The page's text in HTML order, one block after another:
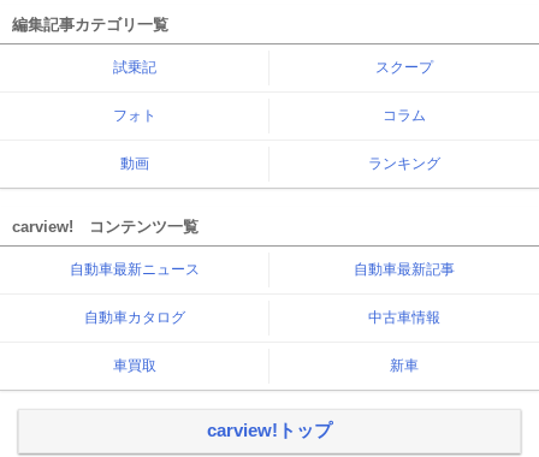
編集記事カテゴリ一覧
試乗記 スクープ
フォト コラム
動画 ランキング
carview! コンテンツ一覧
自動車最新ニュース 自動車最新記事
自動車カタログ 中古車情報
車買取 新車
carview!トップ